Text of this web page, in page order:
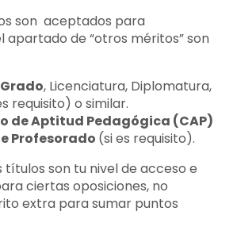
son aceptados para
apartado de “otros méritos” son
, Licenciatura, Diplomatura,
requisito) o similar.
de Aptitud Pedagógica (CAP)
Profesorado (si es requisito).
títulos son tu nivel de acceso e
ciertas oposiciones, no
extra para sumar puntos